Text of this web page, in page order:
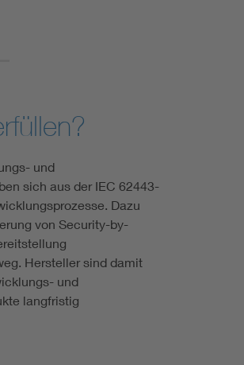
und
sich aus der IEC 62443-
Dazu
von Security-by-
Hersteller sind damit
und
langfristig